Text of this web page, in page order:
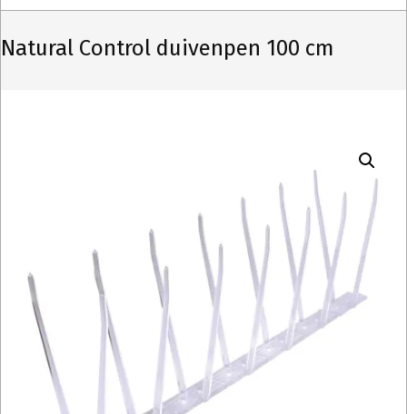
Natural Control duivenpen 100 cm